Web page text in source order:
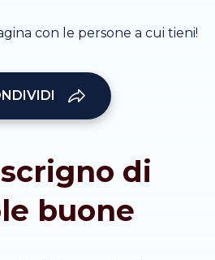
con le persone a cui tieni!
di
buone